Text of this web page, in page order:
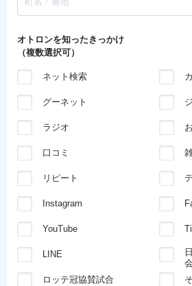
オトロンを知ったきっかけ
（複数選択可）
ネット検索
グーネット
ラジオ
口コミ
リピート
Instagram
YouTube
LINE
ロッテ冠協賛試合